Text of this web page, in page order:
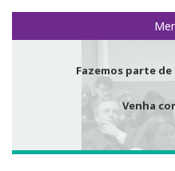
Mensagem de
3º Congresso Internacional
Call for papers
Fazemos parte
Venha